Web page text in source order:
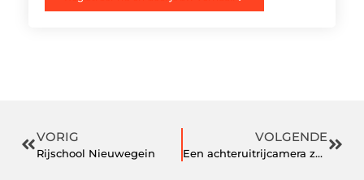
VORIG
Rijschool Nieuwegein
VOLGENDE
Een achteruitrijcamera zonder kabels?